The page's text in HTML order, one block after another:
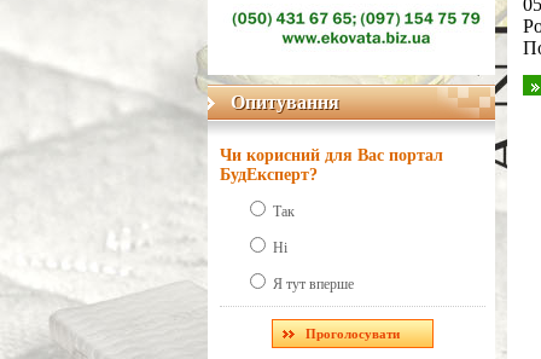
Опитування
Опитування
Чи корисний для Вас портал
БудЕксперт?
Так
Ні
Я тут вперше